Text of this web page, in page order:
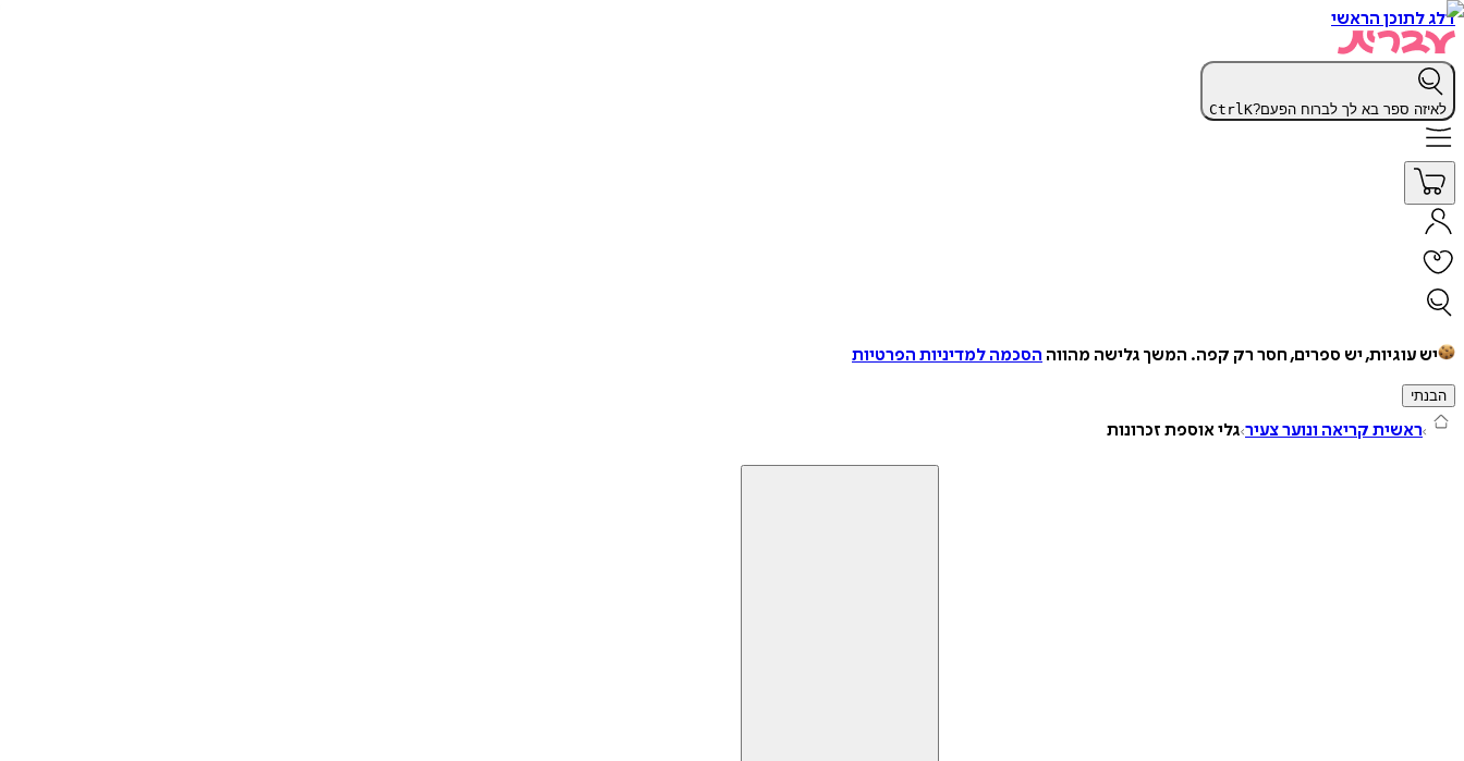
דלג לתוכן הראשי
לאיזה ספר בא לך לברוח הפעם? CtrlK
יש עוגיות, יש ספרים, חסר רק קפה. המשך גלישה מהווה הסכמה למדיניות הפרטיות
הבנתי
ראשית קריאה ונוער צעיר גלי אוספת זכרונות